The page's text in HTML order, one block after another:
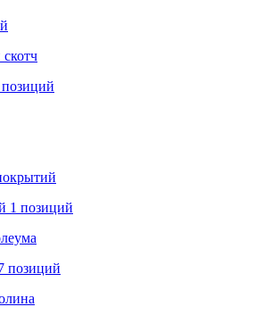
позиций
1 позиций
позиций